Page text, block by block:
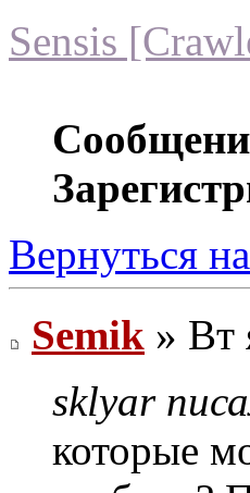
Sensis
Вернуться
Semik » Вт
sklyar
которые